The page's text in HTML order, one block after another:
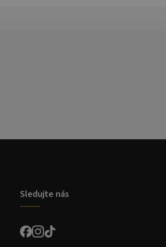
Sledujte nás